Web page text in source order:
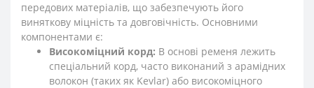
передових матеріалів, що забезпечують його
виняткову міцність та довговічність. Основними
компонентами є:
Високоміцний корд: В основі ременя лежить
спеціальний корд, часто виконаний з арамідних
волокон (таких як Kevlar) або високоміцного